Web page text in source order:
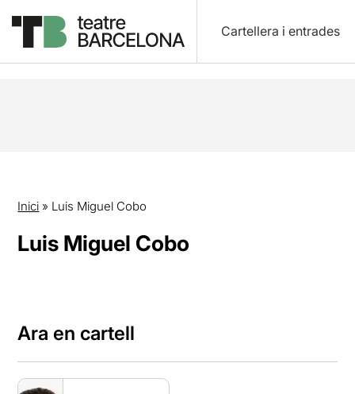
Cartellera i entrades
Inici » Luis Miguel Cobo
Luis Miguel Cobo
Ara en cartell